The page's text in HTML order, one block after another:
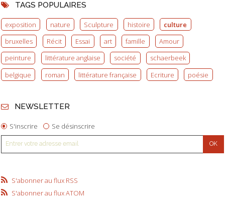
TAGS POPULAIRES
exposition nature Sculpture histoire
culture
bruxelles
Récit Essai art famille
Amour
peinture
littérature anglaise société
schaerbeek
belgique
roman littérature française Ecriture poésie
NEWSLETTER
S'inscrire Se désinscrire
S'abonner au flux RSS
S'abonner au flux ATOM